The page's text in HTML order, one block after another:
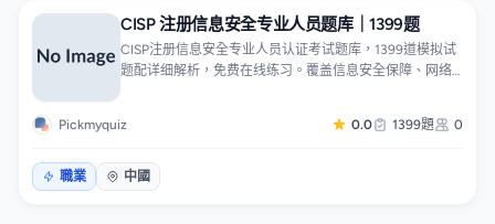
CISP 注册信息安全专业人员题库｜1399题
CISP注册信息安全专业人员认证考试题库，1399道模拟试
题配详细解析，免费在线练习。覆盖信息安全保障、网络
全、计算环境安全、软件安全开发十大知识域，助你一次
Pickmyquiz 0.0 1399題 0
職業 中國